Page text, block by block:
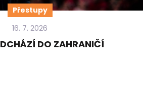
Přestupy
16. 7. 2026
DO ZAHRANIČÍ